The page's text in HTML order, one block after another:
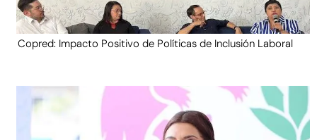
Copred: Impacto Positivo de Políticas de Inclusión Laboral